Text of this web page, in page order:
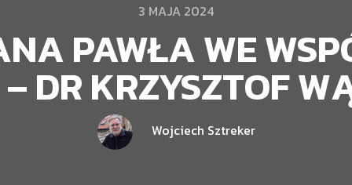
3 MAJA 2024
PAWŁA WE
DR KRZYSZTOF
Wojciech Sztreker